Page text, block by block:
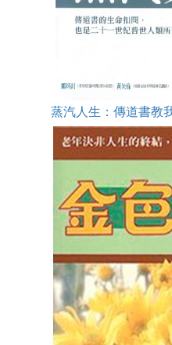
蒸汽人生：傳道書教